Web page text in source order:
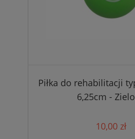
Piłka do rehabilitacji
6,25cm -
10,00 zł